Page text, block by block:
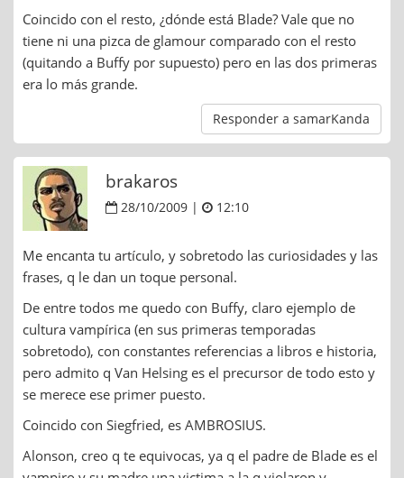
Coincido con el resto, ¿dónde está Blade? Vale que no
tiene ni una pizca de glamour comparado con el resto
(quitando a Buffy por supuesto) pero en las dos primeras
era lo más grande.
Responder a samarKanda
brakaros
28/10/2009 | 12:10
Me encanta tu artículo, y sobretodo las curiosidades y las
frases, q le dan un toque personal.
De entre todos me quedo con Buffy, claro ejemplo de
cultura vampírica (en sus primeras temporadas
sobretodo), con constantes referencias a libros e historia,
pero admito q Van Helsing es el precursor de todo esto y
se merece ese primer puesto.
Coincido con Siegfried, es AMBROSIUS.
Alonson, creo q te equivocas, ya q el padre de Blade es el